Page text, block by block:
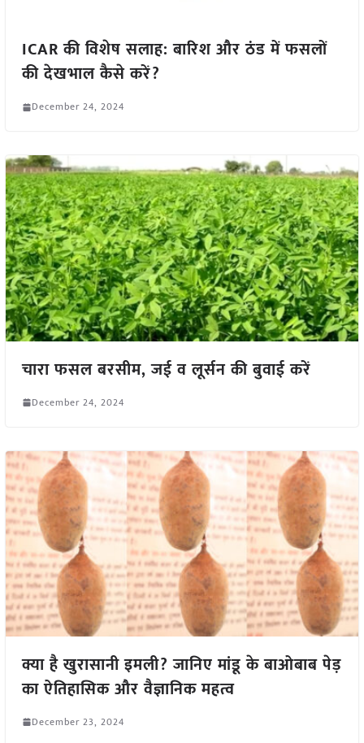
ICAR की विशेष सलाह: बारिश और ठंड में फसलों
की देखभाल कैसे करें?
December 24, 2024
चारा फसल बरसीम, जई व लूर्सन की बुवाई करें
December 24, 2024
क्या है खुरासानी इमली? जानिए मांडू के बाओबाब पेड़
का ऐतिहासिक और वैज्ञानिक महत्व
December 23, 2024